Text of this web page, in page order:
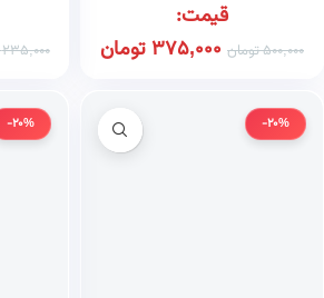
قیمت:
500,000تومان 375,000تومان 235,000
-20%
-20%